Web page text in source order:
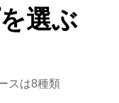
選ぶ
スは8種類